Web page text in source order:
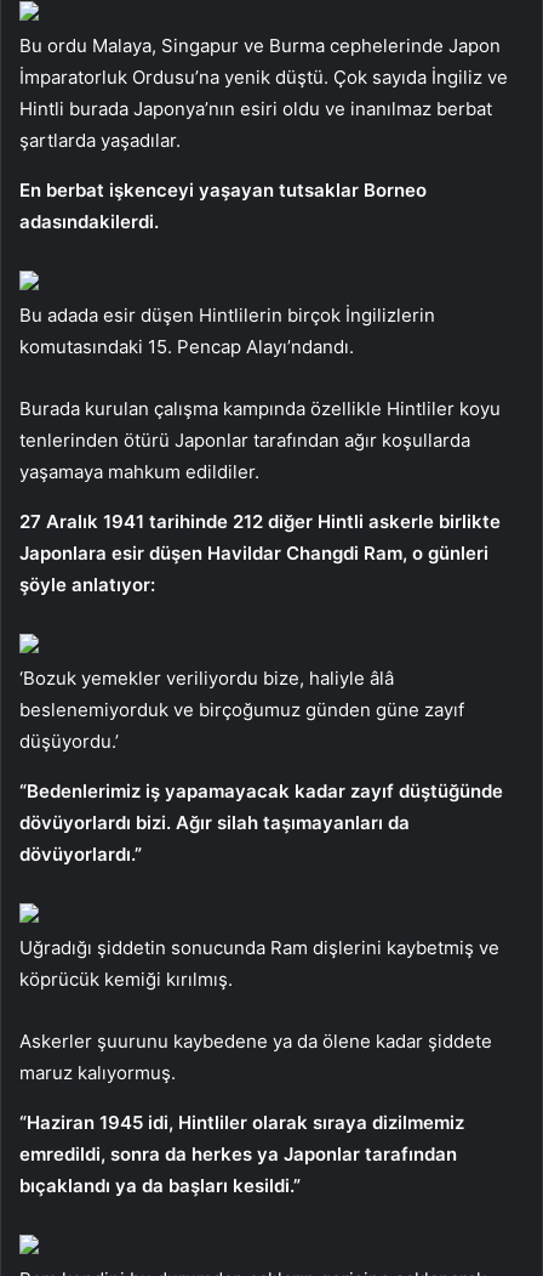
Bu ordu Malaya, Singapur ve Burma cephelerinde Japon
İmparatorluk Ordusu’na yenik düştü. Çok sayıda İngiliz ve
Hintli burada Japonya’nın esiri oldu ve inanılmaz berbat
şartlarda yaşadılar.
En berbat işkenceyi yaşayan tutsaklar Borneo
adasındakilerdi.
Bu adada esir düşen Hintlilerin birçok İngilizlerin
komutasındaki 15. Pencap Alayı’ndandı.
Burada kurulan çalışma kampında özellikle Hintliler koyu
tenlerinden ötürü Japonlar tarafından ağır koşullarda
yaşamaya mahkum edildiler.
27 Aralık 1941 tarihinde 212 diğer Hintli askerle birlikte
Japonlara esir düşen Havildar Changdi Ram, o günleri
şöyle anlatıyor:
‘Bozuk yemekler veriliyordu bize, haliyle âlâ
beslenemiyorduk ve birçoğumuz günden güne zayıf
düşüyordu.’
“Bedenlerimiz iş yapamayacak kadar zayıf düştüğünde
dövüyorlardı bizi. Ağır silah taşımayanları da
dövüyorlardı.”
Uğradığı şiddetin sonucunda Ram dişlerini kaybetmiş ve
köprücük kemiği kırılmış.
Askerler şuurunu kaybedene ya da ölene kadar şiddete
maruz kalıyormuş.
“Haziran 1945 idi, Hintliler olarak sıraya dizilmemiz
emredildi, sonra da herkes ya Japonlar tarafından
bıçaklandı ya da başları kesildi.”